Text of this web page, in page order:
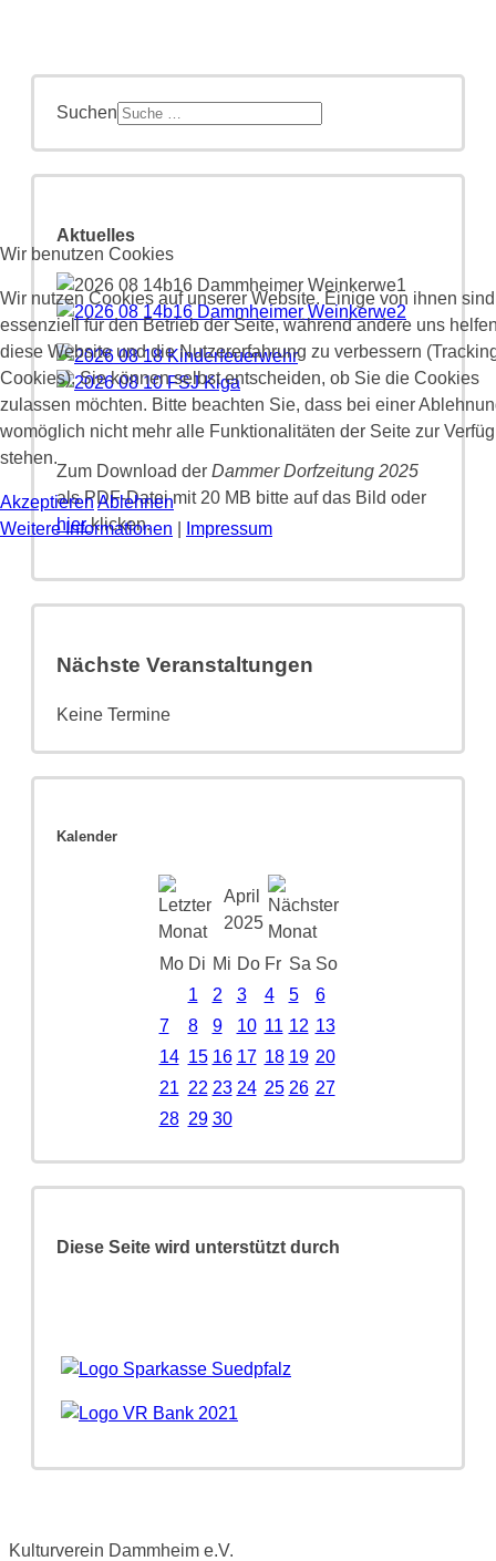
Suchen
Aktuelles
Zum Download der Dammer Dorfzeitung 2025
als PDF-Datei mit 20 MB bitte auf das Bild oder
hierklicken.
Nächste Veranstaltungen
Keine Termine
Kalender
April
2025
Mo Di Mi Do Fr Sa So
1
2 3 4 5
6
7
8 9 10 11 12 13
14 15 16 17 18 19 20
21 22 23 24 25 26 27
28 29 30
Diese Seite wird unterstützt durch
Kulturverein Dammheim e.V.
Wir benutzen Cookies
Wir nutzen Cookies auf unserer Website. Einige von ihnen sind
essenziell für den Betrieb der Seite, während andere uns
diese Website und die Nutzererfahrung zu verbessern
Cookies). Sie können selbst entscheiden, ob Sie die Cookies
zulassen möchten. Bitte beachten Sie, dass bei einer
womöglich nicht mehr alle Funktionalitäten der Seite zur
stehen.
AkzeptierenAblehnen
Weitere Informationen
Impressum